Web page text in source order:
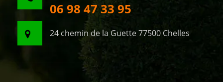
06 98 47 33 95
24 chemin de la Guette 77500 Chelles